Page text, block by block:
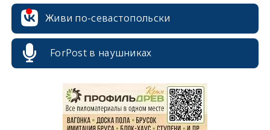
Живи по-севастопольски
ForPost в наушниках